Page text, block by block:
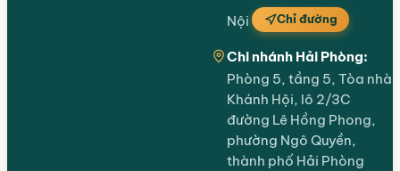
Nội
Chỉ đường
Chi nhánh Hải Phòng:
Phòng 5, tầng 5, Tòa nhà
Khánh Hội, lô 2/3C
đường Lê Hồng Phong,
phường Ngô Quyền,
thành phố Hải Phòng